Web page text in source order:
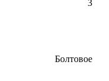
3
Болтовое